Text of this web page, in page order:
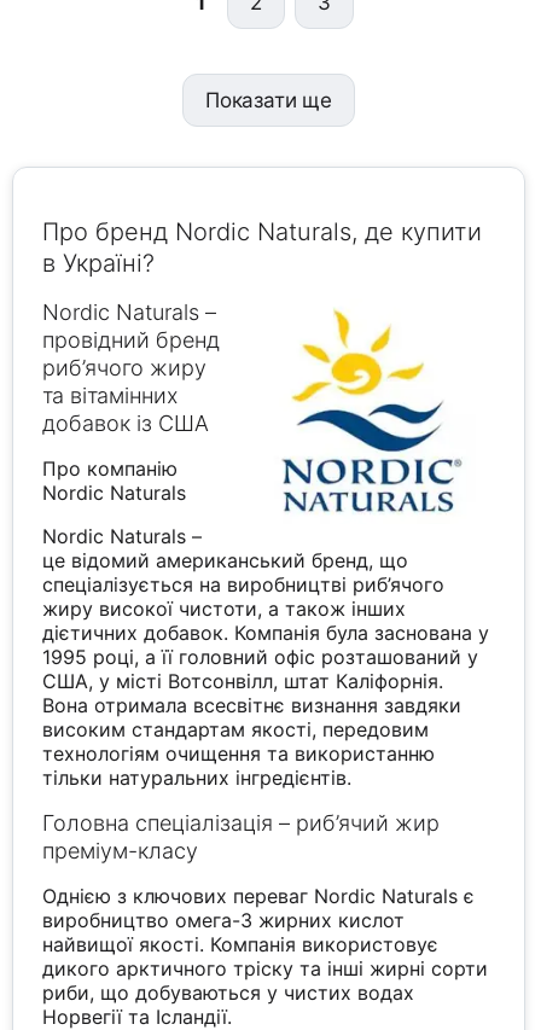
Показати ще
Про бренд Nordic Naturals, де купити
в Україні?
Nordic Naturals –
провідний бренд
риб’ячого жиру
та вітамінних
добавок із США
Про компанію
Nordic Naturals
Nordic Naturals –
це відомий американський бренд, що
спеціалізується на виробництві риб’ячого
жиру високої чистоти, а також інших
дієтичних добавок. Компанія була заснована у
1995 році, а її головний офіс розташований у
США, у місті Вотсонвілл, штат Каліфорнія.
Вона отримала всесвітнє визнання завдяки
високим стандартам якості, передовим
технологіям очищення та використанню
тільки натуральних інгредієнтів.
Головна спеціалізація – риб’ячий жир
преміум-класу
Однією з ключових переваг Nordic Naturals є
виробництво омега-3 жирних кислот
найвищої якості. Компанія використовує
дикого арктичного тріску та інші жирні сорти
риби, що добуваються у чистих водах
Норвегії та Ісландії.